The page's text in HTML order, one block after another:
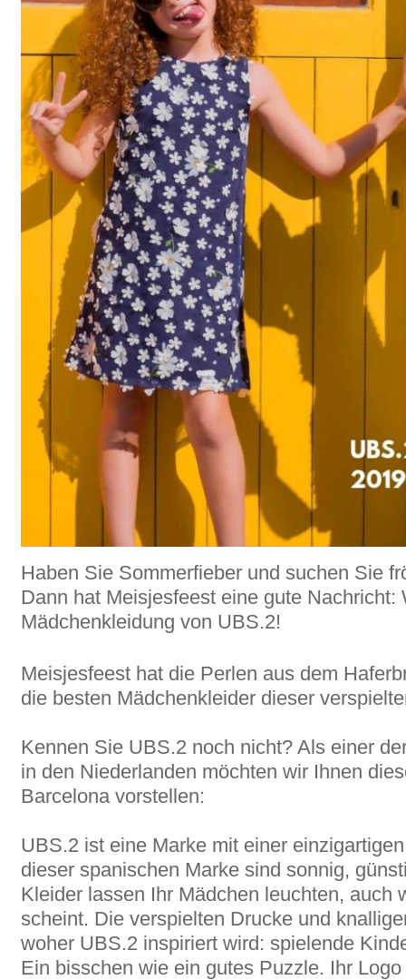
Haben Sie Sommerfieber und suchen Sie
Dann hat Meisjesfeest eine gute Nachricht:
Mädchenkleidung von UBS.2!
Meisjesfeest hat die Perlen aus dem
die besten Mädchenkleider dieser
Kennen Sie UBS.2 noch nicht? Als einer
in den Niederlanden möchten wir Ihnen
Barcelona vorstellen:
UBS.2 ist eine Marke mit einer
dieser spanischen Marke sind sonnig,
Kleider lassen Ihr Mädchen leuchten, auch
scheint. Die verspielten Drucke und
woher UBS.2 inspiriert wird: spielende
Ein bisschen wie ein gutes Puzzle. Ihr